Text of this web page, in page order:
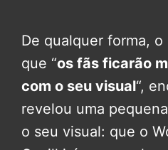
De qualquer forma, o
que “os fãs ficarão
com o seu visual“,
revelou uma
o seu visual: que o